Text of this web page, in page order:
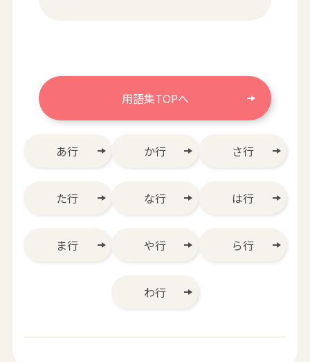
用語集TOPへ
あ行 か行 さ行
た行 な行 は行
ま行 や行 ら行
わ行